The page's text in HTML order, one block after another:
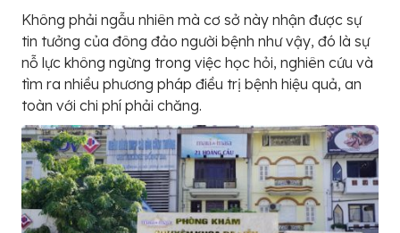
Không phải ngẫu nhiên mà cơ sở này nhận được sự
tin tưởng của đông đảo người bệnh như vậy, đó là sự
nỗ lực không ngừng trong việc học hỏi, nghiên cứu và
tìm ra nhiều phương pháp điều trị bệnh hiệu quả, an
toàn với chi phí phải chăng.